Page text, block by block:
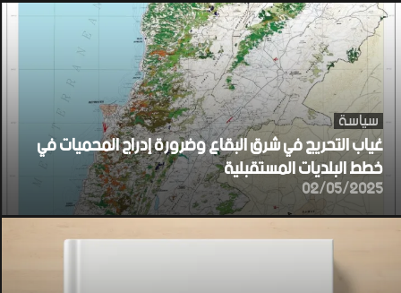
سياسة
غياب التحريج في شرق البقاع وضرورة إدراج المحميات في
خطط البلديات المستقبلية
02/05/2025